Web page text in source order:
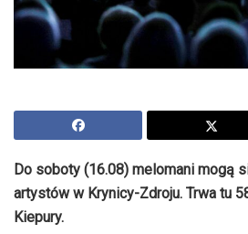
Do soboty (16.08) melomani mogą
artystów w Krynicy-Zdroju. Trwa tu
Kiepury.